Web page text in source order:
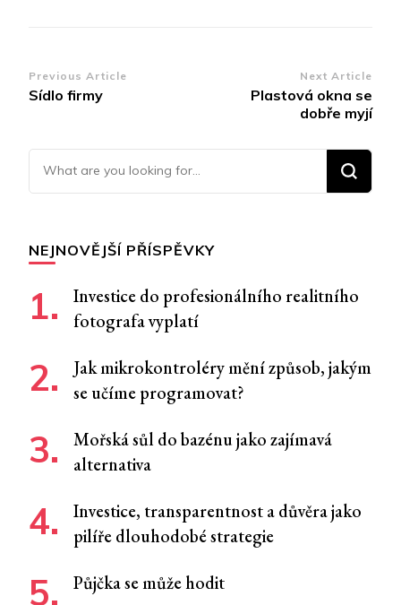
Post
Navigation
Previous Article
Sídlo firmy
Next Article
Plastová okna se
dobře myjí
Looking for Something?
NEJNOVĚJŠÍ PŘÍSPĚVKY
Investice do profesionálního realitního
fotografa vyplatí
Jak mikrokontroléry mění způsob, jakým
se učíme programovat?
Mořská sůl do bazénu jako zajímavá
alternativa
Investice, transparentnost a důvěra jako
pilíře dlouhodobé strategie
Půjčka se může hodit